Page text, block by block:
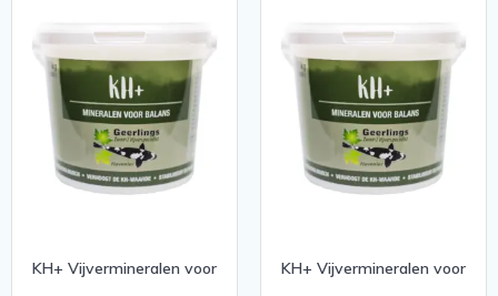
KH+ Vijvermineralen voor
KH+ Vijvermineralen voor